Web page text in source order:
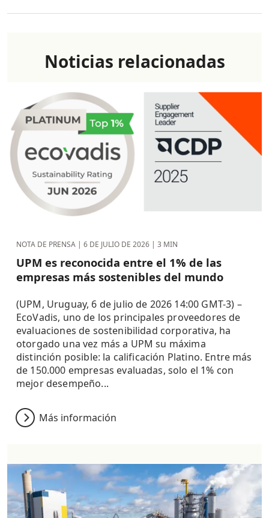
Noticias relacionadas
NOTA DE PRENSA | 6 DE JULIO DE 2026 | 3 MIN
UPM es reconocida entre el 1% de las
empresas más sostenibles del mundo
(UPM, Uruguay, 6 de julio de 2026 14:00 GMT-3) –
EcoVadis, uno de los principales proveedores de
evaluaciones de sostenibilidad corporativa, ha
otorgado una vez más a UPM su máxima
distinción posible: la calificación Platino. Entre más
de 150.000 empresas evaluadas, solo el 1% con
mejor desempeño...
Más información